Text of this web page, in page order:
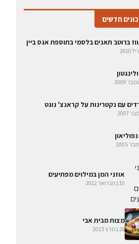
חדשים
ברוטב תאנים בלסמי בתוספת אגס ביין
עם נקטרינות על קראנצ' נוגט
אוזני המן במילוים מפתיעים
10 בפברואר 2012
מצות מבית אבי
28 במרץ 2023